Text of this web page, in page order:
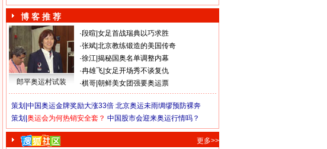
博 客 推 荐
郎平奥运村试装
·段暄 女足首战瑞典以巧求胜
·张斌 北京教练锻造的美国传奇
·徐江 揭秘国奥名单调整内幕
·冉雄飞 女足开场秀不谈复仇
·棋哥 朝鲜美女团强要奥运票
策划| 中国奥运金牌奖励大涨33倍 北京奥运未雨绸缪预防裸奔
策划| 奥运会为何热销安全套？ 中国股市会迎来奥运行情吗？
更多>>